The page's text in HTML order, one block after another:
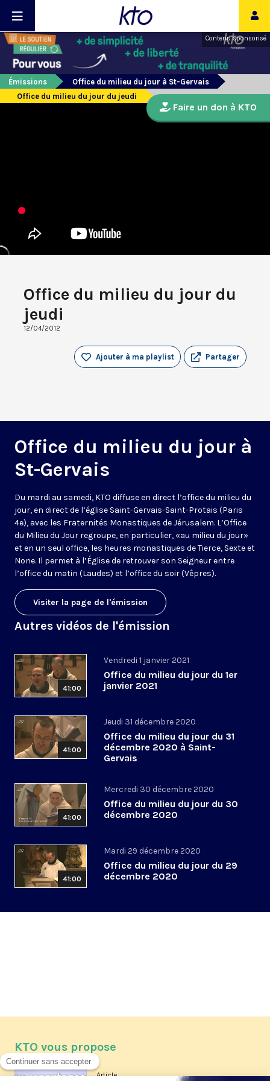
Contenu sponsorisé
Émissions
Office du milieu du jour à St-Gervais
Office du milieu du jour du jeudi
Office du milieu du jour du
jeudi
12/04/2012
Partager
Ajouter à ma playlist
Office du milieu du jour à
St-Gervais
Du mardi au samedi, KTO diffuse en direct l’office du milieu du
jour, en direct de l’église Saint-Gervais-Saint-Protais (Paris
4e), avec les Fraternités Monastiques de Jérusalem. L’Office
du Milieu du Jour regroupe, en particulier, «au milieu du jour»
et en un seul office, les heures monastiques de Tierce, Sexte et
None. Il permet à l’Église de retrouver son Seigneur entre
l’office du matin (Laudes) et l’office du soir (Vêpres).
Visiter la page de l'émission
Autres vidéos de l'émission
41:00
Vendredi 1 janvier 2021
Office du milieu du jour du 1er
janvier 2021
41:00
Jeudi 31 décembre 2020
Office du milieu du jour du 31
décembre 2020 à Saint-
Gervais
41:00
Mercredi 30 décembre 2020
Office du milieu du jour du 30
décembre 2020
41:00
Mardi 29 décembre 2020
Office du milieu du jour du 29
décembre 2020
Faire un don à KTO
KTO vous propose
Article